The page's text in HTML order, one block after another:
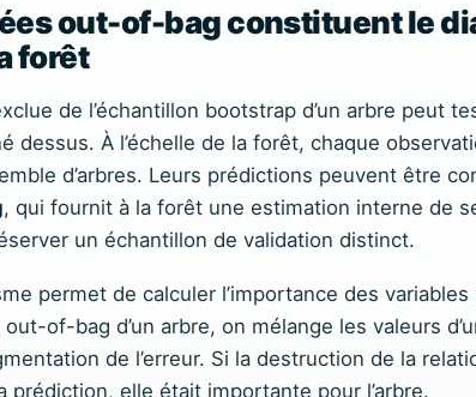
out-of-bag constituent le
forêt
de l’échantillon bootstrap d’un arbre peut
dessus. À l’échelle de la forêt, chaque
d’arbres. Leurs prédictions peuvent être
, qui fournit à la forêt une estimation interne de
un échantillon de validation distinct.
permet de calculer l’importance des
out-of-bag d’un arbre, on mélange les valeurs
de l’erreur. Si la destruction de la
prédiction, elle était importante pour l’arbre.